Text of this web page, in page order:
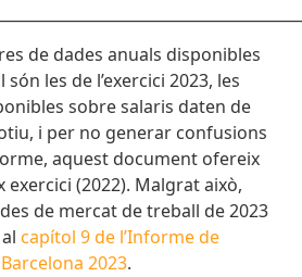
de dades anuals disponibles
les de l’exercici 2023, les
sobre salaris daten de
i per no generar confusions
aquest document ofereix
exercici (2022). Malgrat això,
de mercat de treball de 2023
alcapítol 9 de l’Informe de
2023.